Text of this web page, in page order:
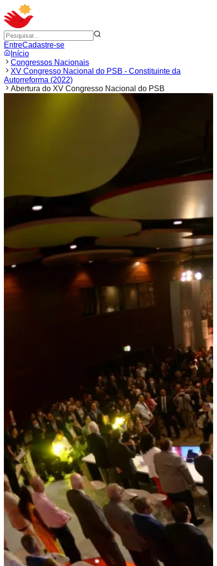
EntreCadastre-se
Início
Congressos Nacionais
XV Congresso Nacional do PSB - Constituinte da
Autorreforma (2022)
Abertura do XV Congresso Nacional do PSB